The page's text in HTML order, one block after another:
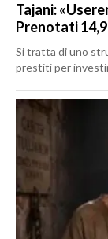
Tajani:
Prenotati
Si tratta di uno
prestiti per